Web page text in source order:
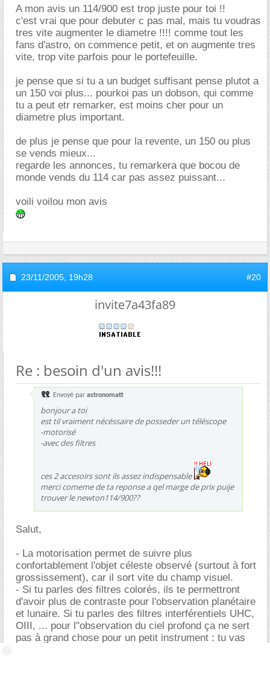
A mon avis un 114/900 est trop juste pour toi !!
c'est vrai que pour debuter c pas mal, mais tu voudras
tres vite augmenter le diametre !!!! comme tout les
fans d'astro, on commence petit, et on augmente tres
vite, trop vite parfois pour le portefeuille.
je pense que si tu a un budget suffisant pense plutot a
un 150 voi plus... pourkoi pas un dobson, qui comme
tu a peut etr remarker, est moins cher pour un
diametre plus important.
de plus je pense que pour la revente, un 150 ou plus
se vends mieux...
regarde les annonces, tu remarkera que bocou de
monde vends du 114 car pas assez puissant...
voili voilou mon avis
23/11/2005, 19h28 #20
invite7a43fa89
Re : besoin d'un avis!!!
Envoyé par astronomatt
bonjour a toi
est til vraiment nécéssaire de posseder un téléscope
-motorisé
-avec des filtres
ces 2 accesoirs sont ils assez indispensable
merci comeme de ta reponse a qel marge de prix puije
trouver le newton114/900??
Salut,
- La motorisation permet de suivre plus
confortablement l'objet céleste observé (surtout à fort
grossissement), car il sort vite du champ visuel.
- Si tu parles des filtres colorés, ils te permettront
d'avoir plus de contraste pour l'observation planétaire
et lunaire. Si tu parles des filtres interférentiels UHC,
OIII, ... pour l"observation du ciel profond ça ne sert
pas à grand chose pour un petit instrument : tu vas